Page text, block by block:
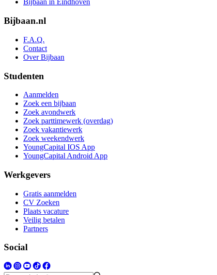
Bijbaan in Eindhoven
Bijbaan.nl
F.A.Q.
Contact
Over Bijbaan
Studenten
Aanmelden
Zoek een bijbaan
Zoek avondwerk
Zoek parttimewerk (overdag)
Zoek vakantiewerk
Zoek weekendwerk
YoungCapital IOS App
YoungCapital Android App
Werkgevers
Gratis aanmelden
CV Zoeken
Plaats vacature
Veilig betalen
Partners
Social